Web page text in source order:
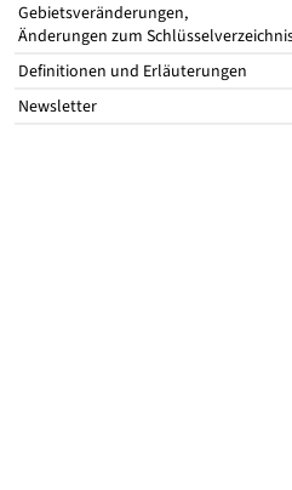
Gebietsveränderungen,
Änderungen zum
Definitionen und Erläuterungen
Newsletter